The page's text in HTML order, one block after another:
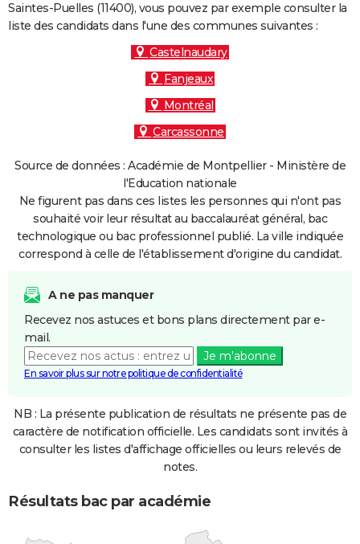
Bricolage
Lifestyle
Culture
Sport
Auto
Television
Voyage
Cinema
Saintes-Puelles (11400), vous pouvez par exemple consulter la
liste des candidats dans l'une des communes suivantes :
Castelnaudary
Fanjeaux
Montréal
Carcassonne
Source de données : Académie de Montpellier - Ministère de
l'Education nationale
Ne figurent pas dans ces listes les personnes qui n'ont pas
souhaité voir leur résultat au baccalauréat général, bac
technologique ou bac professionnel publié. La ville indiquée
correspond à celle de l'établissement d'origine du candidat.
A ne pas manquer
Recevez nos astuces et bons plans directement par e-
mail.
Je m'abonne
En savoir plus sur notre politique de confidentialité
NB : La présente publication de résultats ne présente pas de
caractère de notification officielle. Les candidats sont invités à
consulter les listes d'affichage officielles ou leurs relevés de
notes.
Résultats bac par académie